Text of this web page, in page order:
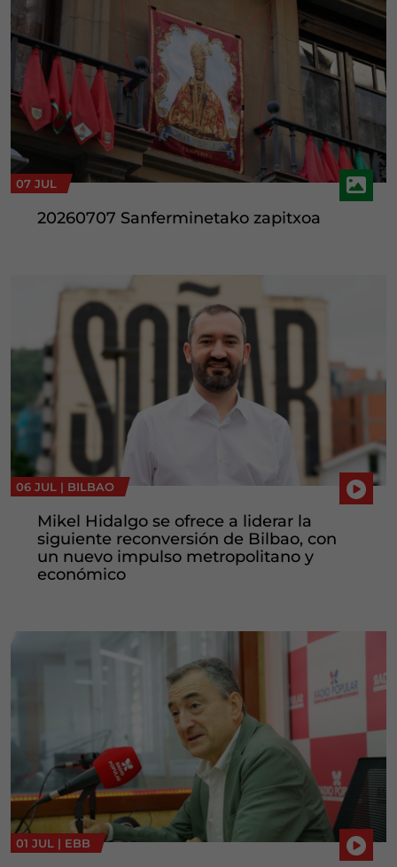
07 JUL
20260707 Sanferminetako zapitxoa
06 JUL | BILBAO
Mikel Hidalgo se ofrece a liderar la
siguiente reconversión de Bilbao, con
un nuevo impulso metropolitano y
económico
01 JUL | EBB